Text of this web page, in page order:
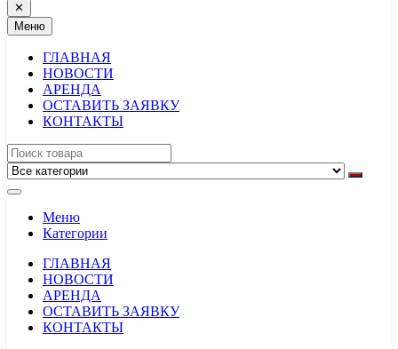
✕
Меню
ГЛАВНАЯ
НОВОСТИ
АРЕНДА
ОСТАВИТЬ ЗАЯВКУ
КОНТАКТЫ
Меню
Категории
ГЛАВНАЯ
НОВОСТИ
АРЕНДА
ОСТАВИТЬ ЗАЯВКУ
КОНТАКТЫ